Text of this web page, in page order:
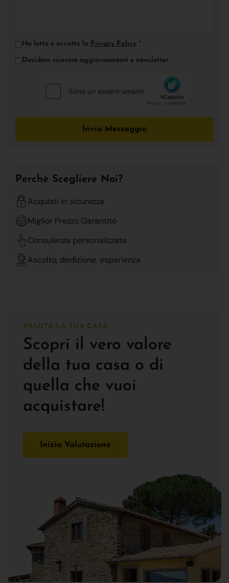
Ho letto e accetto la Privacy Policy *
Desidero ricevere aggiornamenti e newsletter
Invia Messaggio
Perchè Scegliere Noi?
Acquisti in sicurezza
Miglior Prezzo Garantito
Consulenza personalizzata
Ascolto, dedizione, esperienza
VALUTA LA TUA CASA
Scopri il vero valore
della tua casa o di
quella che vuoi
acquistare!
Inizia Valutazione